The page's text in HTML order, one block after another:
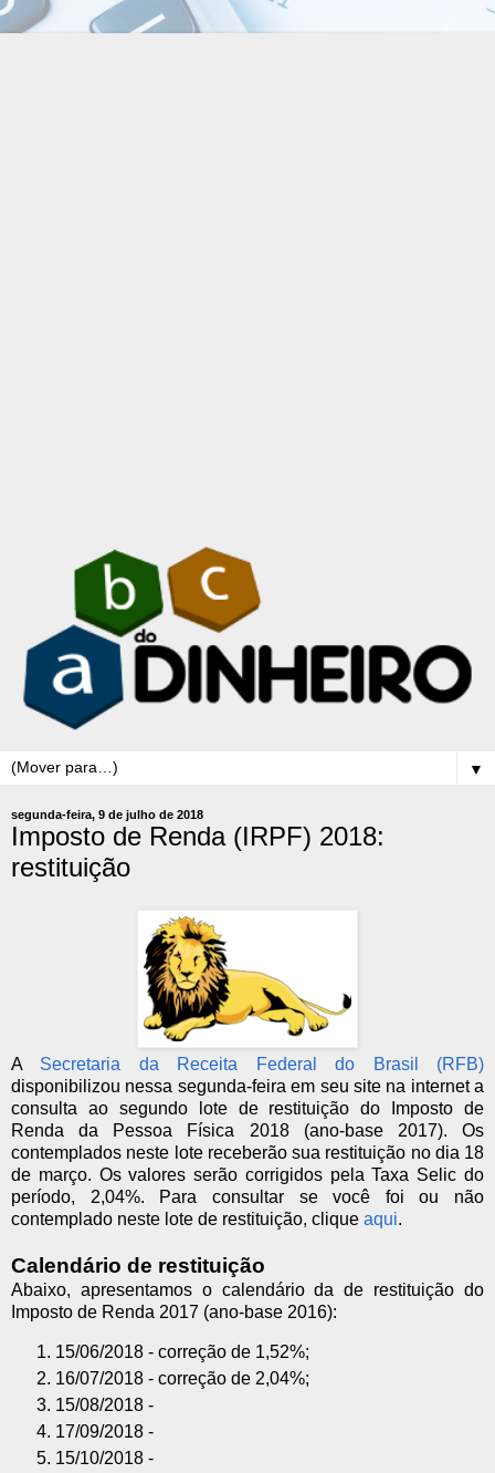
▼
segunda-feira, 9 de julho de 2018
Imposto de Renda (IRPF) 2018:
restituição
A Secretaria da Receita Federal do Brasil (RFB)
disponibilizou nessa segunda-feira em seu site na internet a
consulta ao segundo lote de restituição do Imposto de
Renda da Pessoa Física 2018 (ano-base 2017). Os
contemplados neste lote receberão sua restituição no dia 18
de março. Os valores serão corrigidos pela Taxa Selic do
período, 2,04%. Para consultar se você foi ou não
contemplado neste lote de restituição, clique aqui.
Calendário de restituição
Abaixo, apresentamos o calendário da de restituição do
Imposto de Renda 2017 (ano-base 2016):
15/06/2018 - correção de 1,52%;
16/07/2018 - correção de 2,04%;
15/08/2018 -
17/09/2018 -
15/10/2018 -